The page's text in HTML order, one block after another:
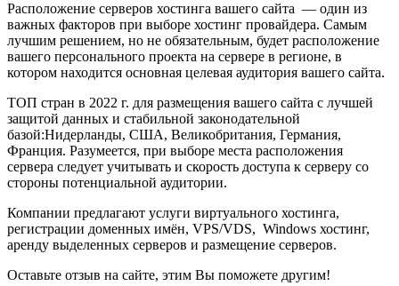
Расположение серверов хостинга вашего сайта — один из
важных факторов при выборе хостинг провайдера. Самым
лучшим решением, но не обязательным, будет расположение
вашего персонального проекта на сервере в регионе, в
котором находится основная целевая аудитория вашего сайта.
ТОП стран в 2022 г. для размещения вашего сайта с лучшей
защитой данных и стабильной законодательной
базой:Нидерланды, США, Великобритания, Германия,
Франция. Разумеется, при выборе места расположения
сервера следует учитывать и скорость доступа к серверу со
стороны потенциальной аудитории.
Компании предлагают услуги виртуального хостинга,
регистрации доменных имён, VPS/VDS, Windows хостинг,
аренду выделенных серверов и размещение серверов.
Оставьте отзыв на сайте, этим Вы поможете другим!